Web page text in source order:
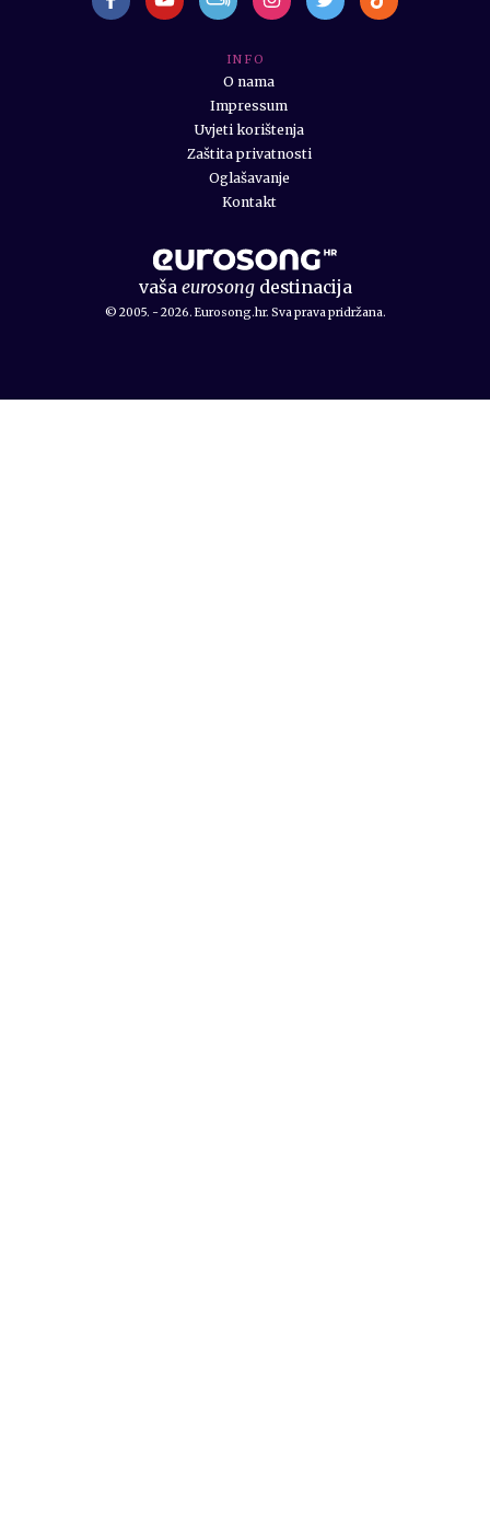
vaša eurosongdestinacija
© 2005. - 2026. Eurosong.hr. Sva prava pridržana.
I N F O
O nama
Impressum
Uvjeti korištenja
Zaštita privatnosti
Oglašavanje
Kontakt